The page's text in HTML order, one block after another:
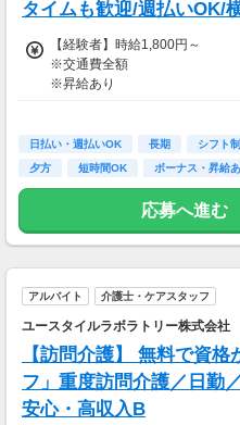
タイムも歓迎/週払いOK/
【経験者】時給1,800円～
※交通費全額
※昇給あり
◎日勤／経験者の場合
・日収(1,800*8)円（時給1,800円
※資格手当あり（時給50円～UP/
よって異なる）
※週払いOK（規定あり）
→金曜日締め最短翌週火曜日に
（稼働開始時は手続き完了次第
日払い・週払いOK 長期 シフト制
夕方
短時間OK ボーナス・昇給
応募へ進む
アルバイト 介護士・ケアスタッフ
ユースタイルラボラトリー株式会社
【訪問介護】 無料で資
フ」重度訪問介護／日勤
安心・高収入B